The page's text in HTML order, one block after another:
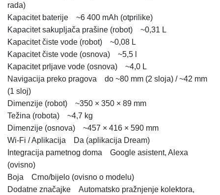
rada)
Kapacitet baterije ~6 400 mAh (otprilike)
Kapacitet sakupljača prašine (robot) ~0,31 L
Kapacitet čiste vode (robot) ~0,08 L
Kapacitet čiste vode (osnova) ~5,5 l
Kapacitet prljave vode (osnova) ~4,0 L
Navigacija preko pragova do ~80 mm (2 sloja) / ~42 mm
(1 sloj)
Dimenzije (robot) ~350 × 350 × 89 mm
Težina (robota) ~4,7 kg
Dimenzije (osnova) ~457 × 416 × 590 mm
Wi-Fi / Aplikacija Da (aplikacija Dream)
Integracija pametnog doma Google asistent, Alexa
(ovisno)
Boja Crno/bijelo (ovisno o modelu)
Dodatne značajke Automatsko pražnjenje kolektora,